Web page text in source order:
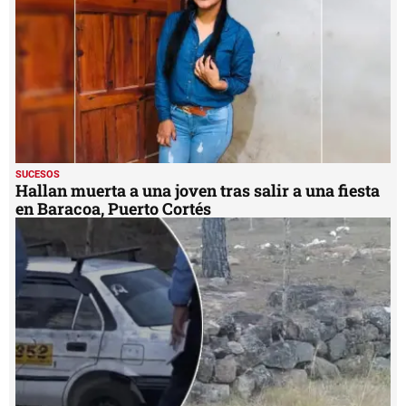
SUCESOS
Hallan muerta a una joven tras salir a una fiesta
en Baracoa, Puerto Cortés